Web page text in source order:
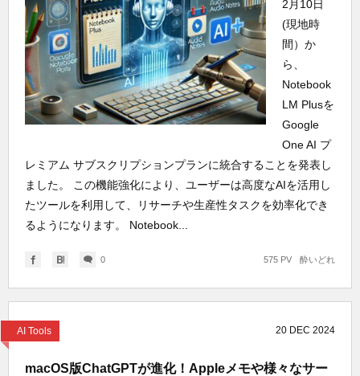
2月10日
(現地時
間）か
ら、
Notebook
LM Plusを
Google
One AI プ
レミアム サブスクリプションプランに統合することを発表し
ました。 この機能強化により、ユーザーは高度なAIを活用し
たツールを利用して、リサーチや生産性タスクを効率化でき
るようになります。 Notebook...
0 酔いどれ
575 PV
AI Tools 20 DEC 2024
macOS版ChatGPTが進化！Appleメモや様々なサー